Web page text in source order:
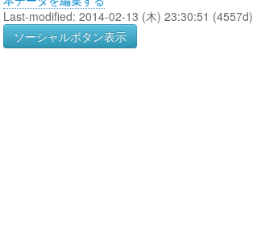
Last-modified: 2014-02-13 (木) 23:30:51 (4557d)
ソーシャルボタン表示